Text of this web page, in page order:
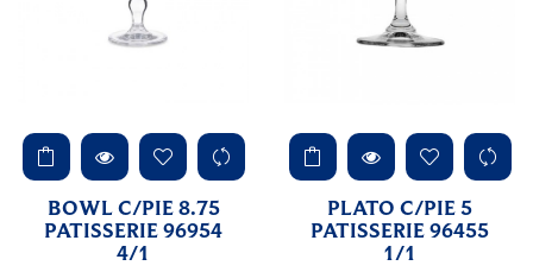
BOWL C/PIE 8.75
PATISSERIE 96954
4/1
PLATO C/PIE 5
PATISSERIE 96455
1/1